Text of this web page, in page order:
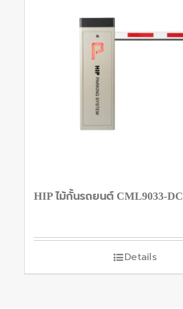
HIP ไม้กั้นรถยนต์ CML9033-DC
Details